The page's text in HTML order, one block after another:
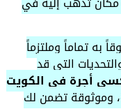
به تماماً وملتزماً
التي قد
أجرة في الكويت
وموثوقة تضمن لك